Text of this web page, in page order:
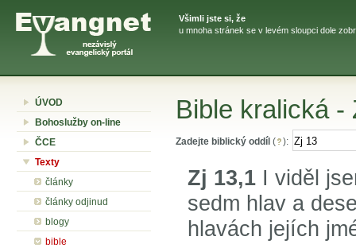
Všimli jste si, že
u mnoha stránek se v levém sloupci dole
ÚVOD
Bohoslužby on-line
ČCE
Texty
články
články odjinud
blogy
bible
Bible kralická -
Zadejte biblický oddíl ( ):
Zj 13,1 I viděl
sedm hlav a
hlavách jejích